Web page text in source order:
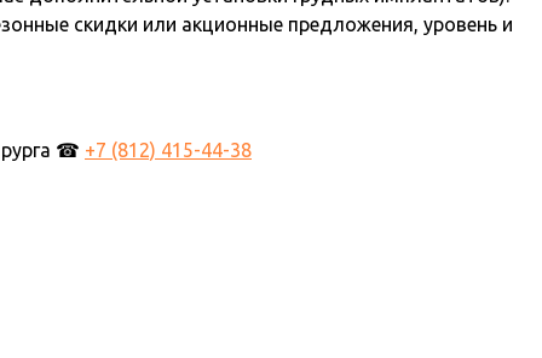
скидки или акционные предложения, уровень и
☎ +7 (812) 415-44-38